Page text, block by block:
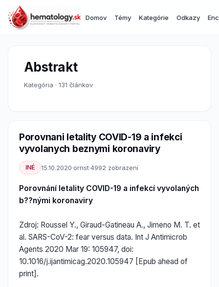
Domov Témy Kategórie Odkazy
Abstrakt
Kategória · 131 článkov
Porovnani letality COVID-19 a infekci
vyvolanych beznymi koronaviry
INÉ 15.10.2020·ornst·4992 zobrazení
Porovnání letality COVID-19 a infekcí vyvolaných
b??nými koronaviry
Zdroj: Roussel Y., Giraud-Gatineau A., Jimeno M. T. et
al. SARS-CoV-2: fear versus data. Int J Antimicrob
Agents 2020 Mar 19: 105947, doi:
10.1016/j.ijantimicag.2020.105947 [Epub ahead of
print].